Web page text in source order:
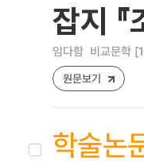
잡지
임다함 비교문학
원문보기
학술논